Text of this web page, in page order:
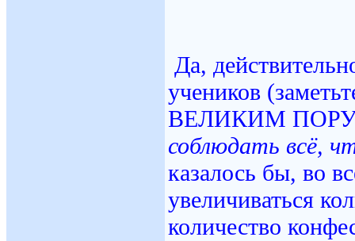
Да,
учеников
ВЕЛИКИМ
соблюдать всё,
казалось бы, во
увеличиваться
количество